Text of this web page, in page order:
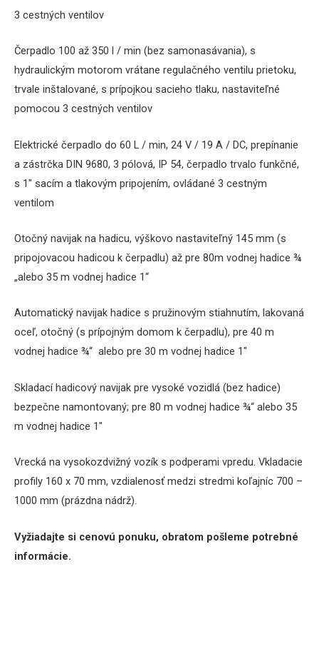
3 cestných ventilov
Čerpadlo 100 až 350 l / min (bez samonasávania), s
hydraulickým motorom vrátane regulačného ventilu prietoku,
trvale inštalované, s prípojkou sacieho tlaku, nastaviteľné
pomocou 3 cestných ventilov
Elektrické čerpadlo do 60 L / min, 24 V / 19 A / DC, prepínanie
a zástrčka DIN 9680, 3 pólová, IP 54, čerpadlo trvalo funkčné,
s 1″ sacím a tlakovým pripojením, ovládané 3 cestným
ventilom
Otočný navijak na hadicu, výškovo nastaviteľný 145 mm (s
pripojovacou hadicou k čerpadlu) až pre 80m vodnej hadice ¾
„alebo 35 m vodnej hadice 1“
Automatický navijak hadice s pružinovým stiahnutím, lakovaná
oceľ, otočný (s prípojným domom k čerpadlu), pre 40 m
vodnej hadice ¾“ alebo pre 30 m vodnej hadice 1″
Skladací hadicový navijak pre vysoké vozidlá (bez hadice)
bezpečne namontovaný; pre 80 m vodnej hadice ¾“ alebo 35
m vodnej hadice 1″
Vrecká na vysokozdvižný vozík s podperami vpredu. Vkladacie
profily 160 x 70 mm, vzdialenosť medzi stredmi koľajníc 700 –
1000 mm (prázdna nádrž).
Vyžiadajte si cenovú ponuku, obratom pošleme potrebné
informácie.